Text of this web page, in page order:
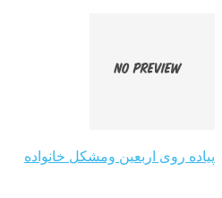
پیاده روی اربعین ومشکل خانواده